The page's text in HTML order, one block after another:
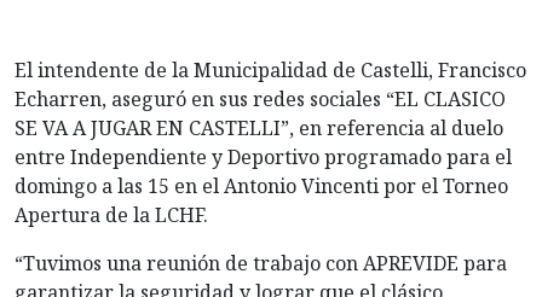
El intendente de la Municipalidad de Castelli, Francisco
Echarren, aseguró en sus redes sociales “EL CLASICO
SE VA A JUGAR EN CASTELLI”, en referencia al duelo
entre Independiente y Deportivo programado para el
domingo a las 15 en el Antonio Vincenti por el Torneo
Apertura de la LCHF.
“Tuvimos una reunión de trabajo con APREVIDE para